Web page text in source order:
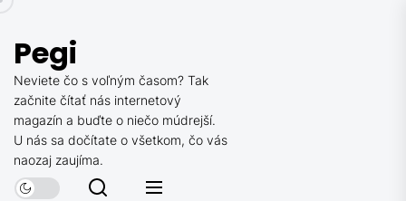
the
content
Pegi
Neviete čo s voľným časom? Tak
začnite čítať nás internetový
magazín a buďte o niečo múdrejší.
U nás sa dočítate o všetkom, čo vás
naozaj zaujíma.